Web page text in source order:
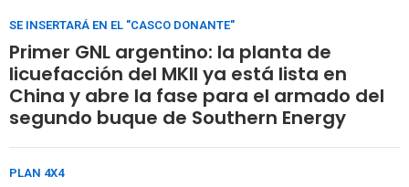
SE INSERTARÁ EN EL "CASCO DONANTE"
Primer GNL argentino: la planta de
licuefacción del MKII ya está lista en
China y abre la fase para el armado del
segundo buque de Southern Energy
PLAN 4X4